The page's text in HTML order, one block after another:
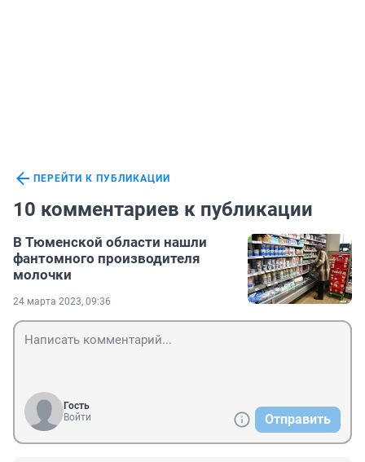
ПЕРЕЙТИ К ПУБЛИКАЦИИ
10 комментариев к публикации
В Тюменской области нашли
фантомного производителя
молочки
24 марта 2023, 09:36
Гость
Войти
Отправить